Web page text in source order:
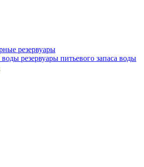
резервуары
резервуары питьевого запаса воды